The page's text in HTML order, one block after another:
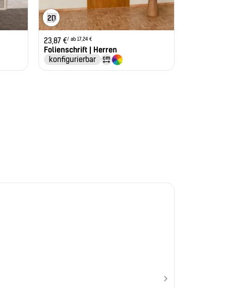
23,87 €/ ab 17,24 €
Folienschrift | Herren
konfigurierbar